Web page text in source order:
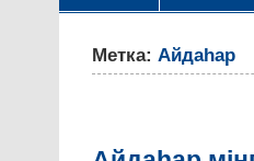
Метка: Айдаһар